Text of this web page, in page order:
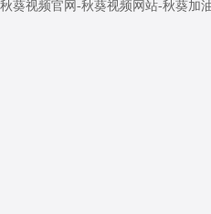
秋葵视频官网-秋葵视频网站-秋葵加